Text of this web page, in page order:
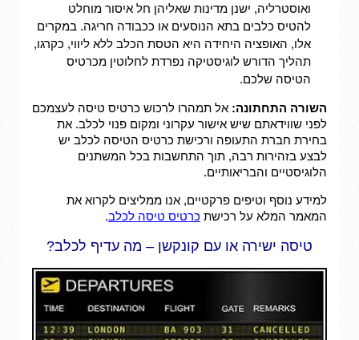
ואוסטרליה, ישנן מדינות שאליהן חל איסור מוחלט
להטיס כלבים בתא הנוסעים או ככבודה חריגה. במקרים
אלו, האופציה היחידה היא הטסת הכלב ללא ליווי, כקרגו,
תהליך הדורש לוגיסטיקה נפרדת לחלוטין מכרטיס
הטיסה שלכם.
השורה התחתונה: אל תמהרו לרכוש כרטיס טיסה לעצמכם
לפני שווידאתם שיש אישור עקרוני ומקום פנוי לכלב. את
בחירת חברת התעופה ורכישת כרטיס הטיסה לכלב יש
לבצע בזהירות רבה, תוך התחשבות בכל המשתנים
הלוגיסטיים והבריאותיים.
למידע נוסף וטיפים פרקטיים, אנו ממליצים לקרוא את
המאמר המלא על רכישת כרטיס טיסה לכלב.
טיסה ישירה או עם קונקשן – מה עדיף לכלב?